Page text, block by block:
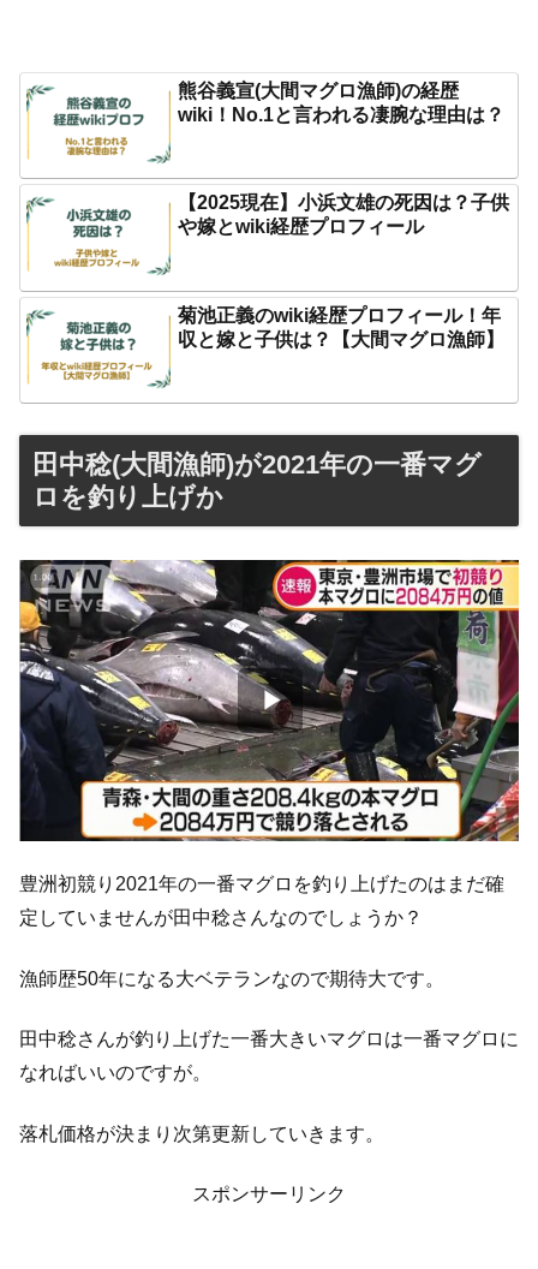
熊谷義宣(大間マグロ漁師)の経歴
wiki！No.1と言われる凄腕な理由は？
【2025現在】小浜文雄の死因は？子供
や嫁とwiki経歴プロフィール
菊池正義のwiki経歴プロフィール！年
収と嫁と子供は？【大間マグロ漁師】
田中稔(大間漁師)が2021年の一番マグ
ロを釣り上げか
豊洲初競り2021年の一番マグロを釣り上げたのはまだ確
定していませんが田中稔さんなのでしょうか？
漁師歴50年になる大ベテランなので期待大です。
田中稔さんが釣り上げた一番大きいマグロは一番マグロに
なればいいのですが。
落札価格が決まり次第更新していきます。
スポンサーリンク